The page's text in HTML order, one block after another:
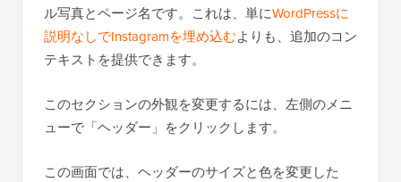
ル写真とページ名です。これは、単にWordPressに
説明なしでInstagramを埋め込むよりも、追加のコン
テキストを提供できます。
このセクションの外観を変更するには、左側のメニ
ューで「ヘッダー」をクリックします。
この画面では、ヘッダーのサイズと色を変更した